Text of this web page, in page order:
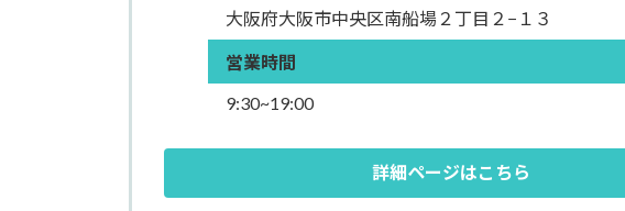
大阪府大阪市中央区南船場２丁目２−１３
営業時間
9:30~19:00
詳細ページはこちら